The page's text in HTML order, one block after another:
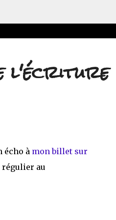
écho àmon billet sur
régulier au